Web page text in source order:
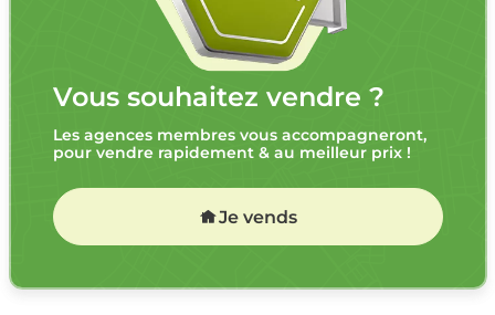
Vous souhaitez vendre ?
Les agences membres vous accompagneront,
pour vendre rapidement & au meilleur prix !
Je vends